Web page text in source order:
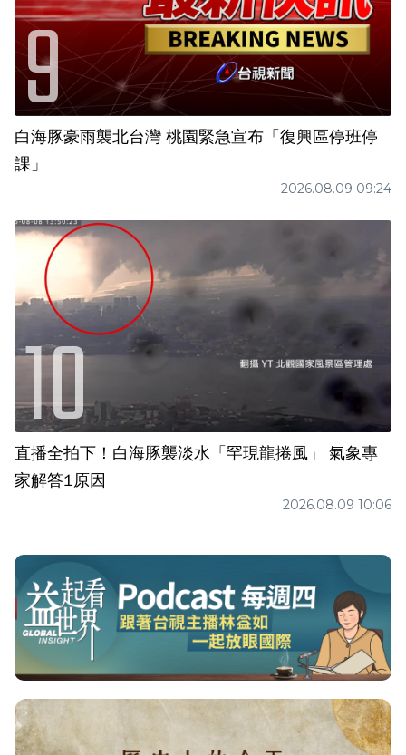
白海豚豪雨襲北台灣 桃園緊急宣布「復興區停班停
課」
2026.08.09 09:24
直播全拍下！白海豚襲淡水「罕現龍捲風」 氣象專
家解答1原因
2026.08.09 10:06